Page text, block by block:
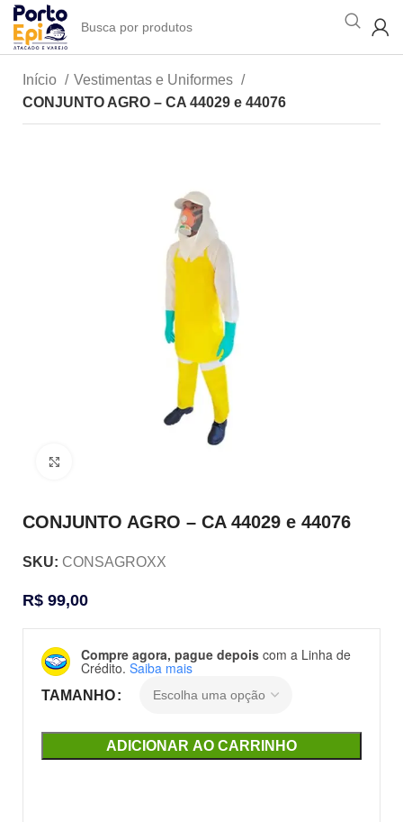
Início
Vestimentas e Uniformes
CONJUNTO AGRO – CA 44029 e 44076
CONJUNTO AGRO – CA 44029 e 44076
SKU: CONSAGROXX
R$ 99,00
Compre agora, pague depois com a Linha de
Crédito. Saiba mais
TAMANHO
ADICIONAR AO CARRINHO